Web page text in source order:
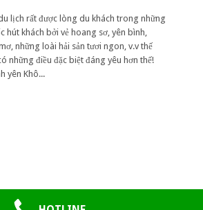
lịch rất được lòng du khách trong những
hút khách bởi vẻ hoang sơ, yên bình,
những loài hải sản tươi ngon, v.v thế
những điều đặc biệt đáng yêu hơn thế!
yên Khô...